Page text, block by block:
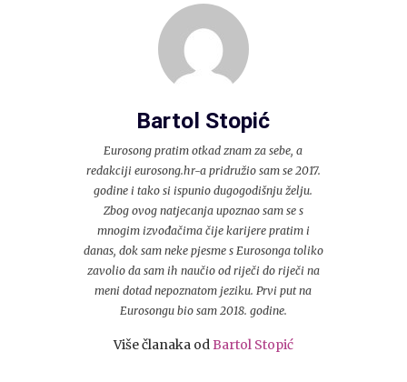
Bartol Stopić
Eurosong pratim otkad znam za sebe, a
redakciji eurosong.hr-a pridružio sam se 2017.
godine i tako si ispunio dugogodišnju želju.
Zbog ovog natjecanja upoznao sam se s
mnogim izvođačima čije karijere pratim i
danas, dok sam neke pjesme s Eurosonga toliko
zavolio da sam ih naučio od riječi do riječi na
meni dotad nepoznatom jeziku. Prvi put na
Eurosongu bio sam 2018. godine.
Više članaka odBartol Stopić